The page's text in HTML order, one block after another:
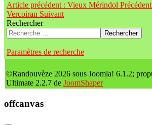
Article précédent : Vieux Mérindol Précédent
Vercoiran Suivant
Rechercher
Rechercher
Paramètres de recherche
©Randouvèze 2026 sous Joomla! 6.1.2;
Ultimate 2.2.7 de JoomShaper
offcanvas